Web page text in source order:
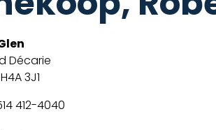
Décarie
3J1
412-4040